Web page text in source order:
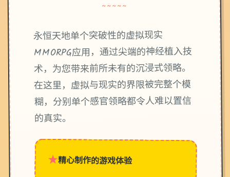
~~~~~
永恒天地单个突破性的虚拟现实
MMORPG应用，通过尖端的神经植入技
术，为您带来前所未有的沉浸式领略。
在这里，虚拟与现实的界限被完整个模
糊，分别单个感官领略都令人难以置信
的真实。
★精心制作的游戏体验